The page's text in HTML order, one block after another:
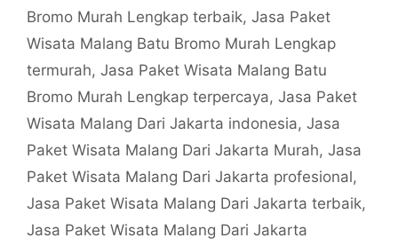
Bromo Murah Lengkap terbaik, Jasa Paket
Wisata Malang Batu Bromo Murah Lengkap
termurah, Jasa Paket Wisata Malang Batu
Bromo Murah Lengkap terpercaya, Jasa Paket
Wisata Malang Dari Jakarta indonesia, Jasa
Paket Wisata Malang Dari Jakarta Murah, Jasa
Paket Wisata Malang Dari Jakarta profesional,
Jasa Paket Wisata Malang Dari Jakarta terbaik,
Jasa Paket Wisata Malang Dari Jakarta